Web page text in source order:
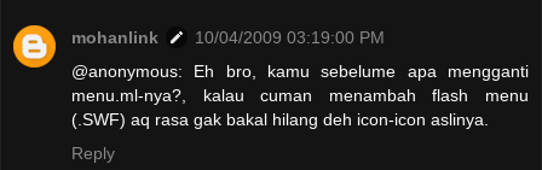
mohanlink
10/04/2009 03:19:00 PM
@anonymous: Eh bro, kamu sebelume apa mengganti
menu.ml-nya?, kalau cuman menambah flash menu
(.SWF) aq rasa gak bakal hilang deh icon-icon aslinya.
Reply